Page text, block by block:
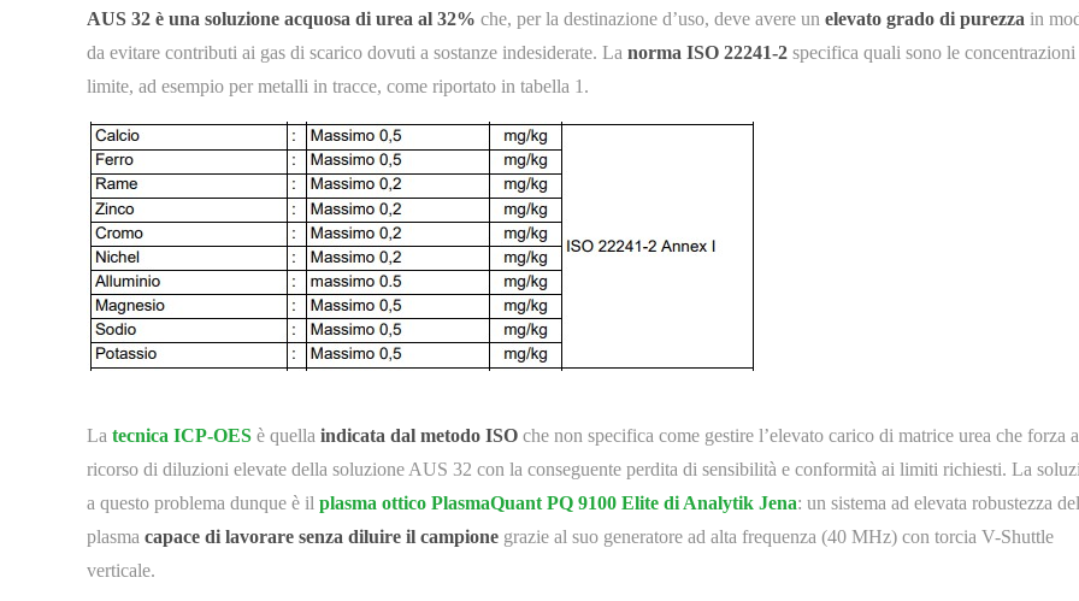
AUS 32 è una soluzione acquosa di urea al 32% che, per la destinazione d’uso, deve avere un elevato grado di purezza in
da evitare contributi ai gas di scarico dovuti a sostanze indesiderate. La norma ISO 22241-2 specifica quali sono le concentrazioni
limite, ad esempio per metalli in tracce, come riportato in tabella 1.
La tecnica ICP-OES è quella indicata dal metodo ISO che non specifica come gestire l’elevato carico di matrice urea che forza
ricorso di diluzioni elevate della soluzione AUS 32 con la conseguente perdita di sensibilità e conformità ai limiti richiesti. La
a questo problema dunque è il plasma ottico PlasmaQuant PQ 9100 Elite di Analytik Jena: un sistema ad elevata robustezza del
plasma capace di lavorare senza diluire il campione grazie al suo generatore ad alta frequenza (40 MHz) con torcia V-Shuttle
verticale.